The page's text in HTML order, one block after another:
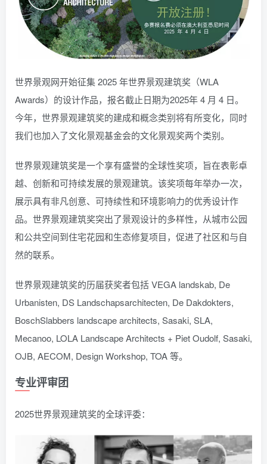
世界景观网开始征集 2025 年世界景观建筑奖（WLA
Awards）的设计作品，报名截止日期为2025年 4 月 4 日。
今年，世界景观建筑奖的建成和概念类别将有所变化，同时
我们也加入了文化景观基金会的文化景观奖两个类别。
世界景观建筑奖是一个享有盛誉的全球性奖项，旨在表彰卓
越、创新和可持续发展的景观建筑。该奖项每年举办一次，
展示具有非凡创意、可持续性和环境影响力的优秀设计作
品。世界景观建筑奖突出了景观设计的多样性，从城市公园
和公共空间到住宅花园和生态修复项目，促进了社区和与自
然的联系。
世界景观建筑奖的历届获奖者包括 VEGA landskab, De
Urbanisten, DS Landschapsarchitecten, De Dakdokters,
BoschSlabbers landscape architects, Sasaki, SLA,
Mecanoo, LOLA Landscape Architects + Piet Oudolf, Sasaki,
OJB, AECOM, Design Workshop, TOA 等。
专业评审团
2025世界景观建筑奖的全球评委：